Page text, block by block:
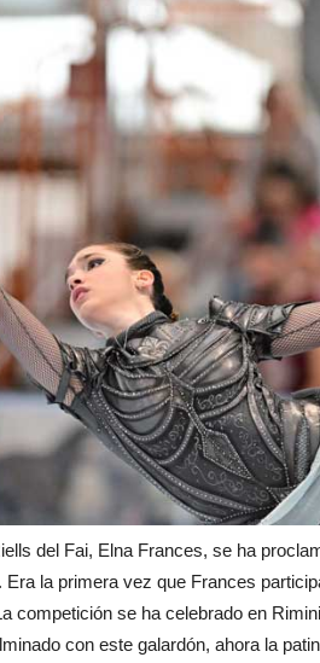
del Fai, Elna Frances, se ha
la primera vez que Frances
competición se ha celebrado en
con este galardón, ahora la